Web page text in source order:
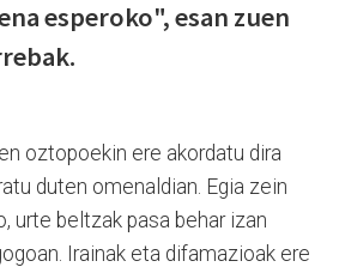
esperoko", esan zuen
oztopoekin ere akordatu dira
duten omenaldian. Egia zein
urte beltzak pasa behar izan
Irainak eta difamazioak ere